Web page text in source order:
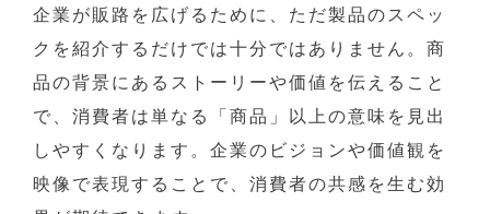
企業が販路を広げるために、ただ製品のスペッ
クを紹介するだけでは十分ではありません。商
品の背景にあるストーリーや価値を伝えること
で、消費者は単なる「商品」以上の意味を見出
しやすくなります。企業のビジョンや価値観を
映像で表現することで、消費者の共感を生む効